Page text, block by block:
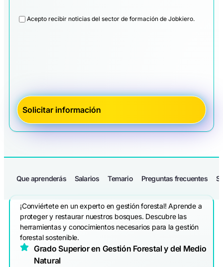
Legal
Acepto recibir noticias del sector de formación de Jobkiero.
Que aprenderás Salarios Temario Preguntas frecuentes
¡Conviértete en un experto en gestión forestal! Aprende a
proteger y restaurar nuestros bosques. Descubre las
herramientas y conocimientos necesarios para la gestión
forestal sostenible.
Grado Superior en Gestión Forestal y del Medio
Natural